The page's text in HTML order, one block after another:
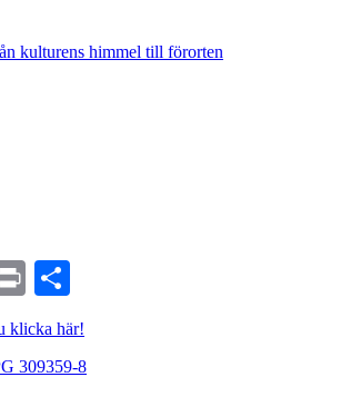
kulturens himmel till förorten
Print